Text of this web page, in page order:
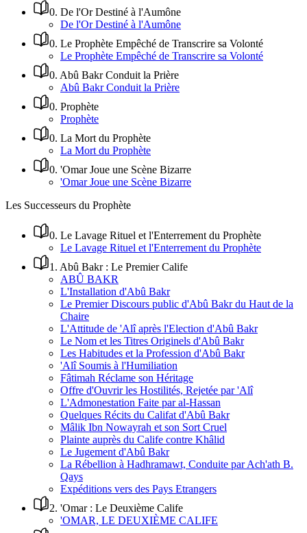
0. De l'Or Destiné à l'Aumône
De l'Or Destiné à l'Aumône
0. Le Prophète Empêché de Transcrire sa Volonté
Le Prophète Empêché de Transcrire sa Volonté
0. Abû Bakr Conduit la Prière
Abû Bakr Conduit la Prière
0. Prophète
Prophète
0. La Mort du Prophète
La Mort du Prophète
0. 'Omar Joue une Scène Bizarre
'Omar Joue une Scène Bizarre
Les Successeurs du Prophète
0. Le Lavage Rituel et l'Enterrement du Prophète
Le Lavage Rituel et l'Enterrement du Prophète
1 . Abû Bakr : Le Premier Calife
ABÛ BAKR
L'Installation d'Abû Bakr
Le Premier Discours public d'Abû Bakr du Haut de la
Chaire
L'Attitude de 'Alî après l'Election d'Abû Bakr
Le Nom et les Titres Originels d'Abû Bakr
Les Habitudes et la Profession d'Abû Bakr
'Alî Soumis à l'Humiliation
Fâtimah Réclame son Héritage
Offre d'Ouvrir les Hostilités, Rejetée par 'Alî
L'Admonestation Faite par al-Hassan
Quelques Récits du Califat d'Abû Bakr
Mâlik Ibn Nowayrah et son Sort Cruel
Plainte auprès du Calife contre Khâlid
Le Jugement d'Abû Bakr
La Rébellion à Hadhramawt, Conduite par Ach'ath B.
Qays
Expéditions vers des Pays Etrangers
2. 'Omar : Le Deuxième Calife
'OMAR, LE DEUXIÈME CALIFE